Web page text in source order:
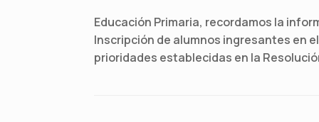
Educación Primaria, recordamos la
Inscripción de alumnos ingresantes en el
prioridades establecidas en la